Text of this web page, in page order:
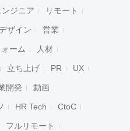
ンジニア リモート
ザイン 営業
ーム 人材
立ち上げ PR UX
開発 動画
HR Tech CtoC
フルリモート